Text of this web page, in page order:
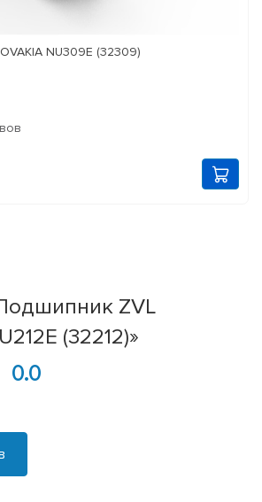
NU309E (32309)
ZVL
(32212)»
0.0